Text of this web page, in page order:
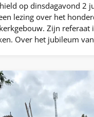
op dinsdagavond 2
lezing over het
Zijn referaat
Over het jubileum